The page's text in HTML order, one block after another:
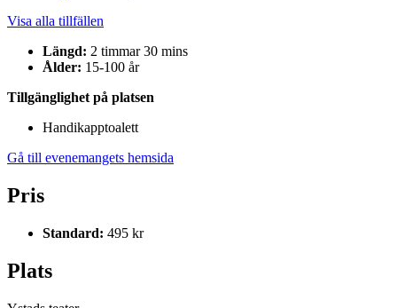
Visa alla tillfällen
Längd: 2 timmar 30 mins
Ålder: 15-100 år
Tillgänglighet på platsen
Handikapptoalett
Gå till evenemangets hemsida
Pris
Standard: 495 kr
Plats